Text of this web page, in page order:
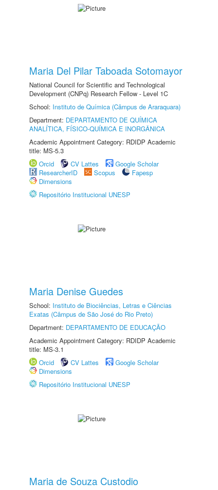
Maria Del Pilar Taboada Sotomayor
National Council for Scientific and Technological
Development (CNPq) Research Fellow - Level 1C
School: Instituto de Química (Câmpus de Araraquara)
Department: DEPARTAMENTO DE QUÍMICA
ANALÍTICA, FÍSICO-QUÍMICA E INORGÂNICA
Academic Appointment Category: RDIDP Academic
title: MS-5.3
Orcid
CV Lattes
Google Scholar
ResearcherID
Scopus
Fapesp
Dimensions
Repositório Institucional UNESP
Maria Denise Guedes
School: Instituto de Biociências, Letras e Ciências
Exatas (Câmpus de São José do Rio Preto)
Department: DEPARTAMENTO DE EDUCAÇÃO
Academic Appointment Category: RDIDP Academic
title: MS-3.1
Orcid
CV Lattes
Google Scholar
Dimensions
Repositório Institucional UNESP
Maria de Souza Custodio